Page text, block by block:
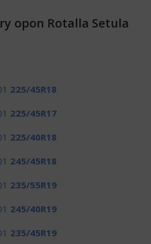
opon Rotalla Setula
225/45R18
225/45R17
225/40R18
245/45R18
235/55R19
245/40R19
235/45R19